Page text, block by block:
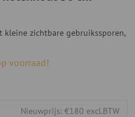
kleine zichtbare gebruikssporen,
voorraad!
Nieuwprijs: €180 excl.BTW